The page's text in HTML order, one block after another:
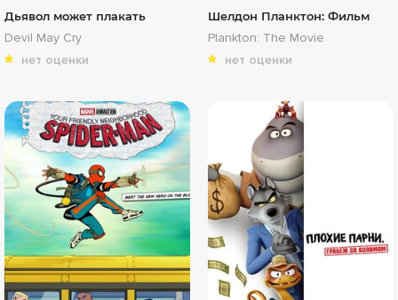
Дьявол может плакать
Devil May Cry
нет оценки
Шелдон Планктон: Фильм
Plankton: The Movie
нет оценки